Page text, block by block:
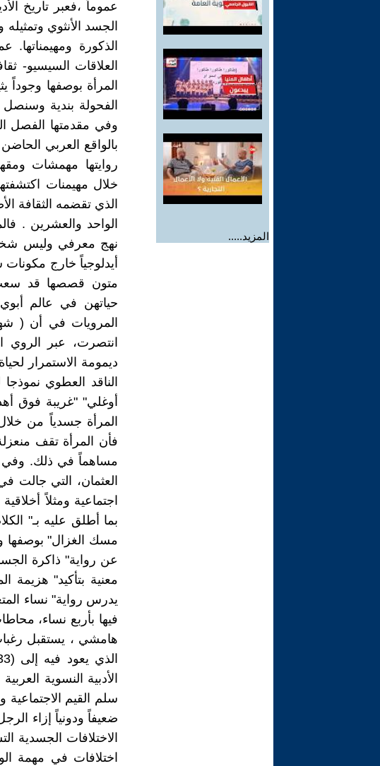
المزيد.....
عموماً ،فعبر تاريخ
الجسد الأنثوي
الذكورة
العلاقات السيسيو-
المرأة بوصفها وجوداً
الفحولة بندية
وفي مقدمتها الفصل
بالواقع العربي
روايتها مهمشات
خلال مهيمنات
الذي تقضمه الثقافة
الواحد والعشرين .
نهج معرفي وليس
أيدلوجياً خارج
متون قصصها قد
المرويات في أن (
انتصرت، عبر الروي
ديمومة الاستمرار
الناقد العطوي
المرأة جسدياً من
فأن المرأة تقف
مساهماً في ذلك. وفي
العثمان، التي جالت
اجتماعية ومثلاً
بما أطلق عليه بـ"
مسك الغزال" بوصفها
عن رواية" ذاكرة
معنية بتأكيد"
يدرس رواية" نساء
فيها بأربع نساء،
هامشي ، يستقبل
الأدبية النسوية
سلم القيم الاجتماعية
ضعيفاً ودونياً إزاء
الاختلافات الجسدية
اختلافات في مهمة